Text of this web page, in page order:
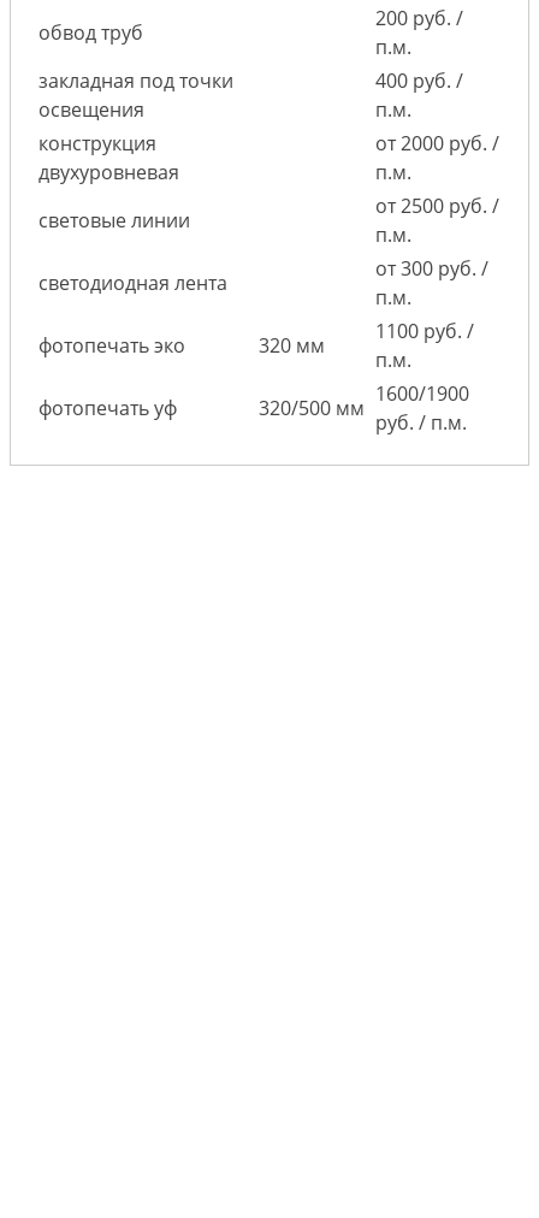
обвод труб
200 руб. /
п.м.
закладная под точки
освещения
400 руб. /
п.м.
конструкция
двухуровневая
от 2000 руб. /
п.м.
световые линии
от 2500 руб. /
п.м.
светодиодная лента
от 300 руб. /
п.м.
фотопечать эко
320 мм
1100 руб. /
п.м.
фотопечать уф
320/500 мм
1600/1900
руб. / п.м.